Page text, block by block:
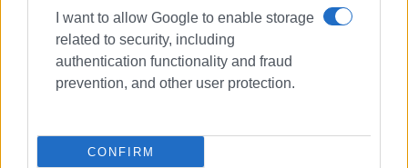
I want to allow Google to enable storage
related to security, including
authentication functionality and fraud
prevention, and other user protection.
CONFIRM
ΣΤΡΑΤΟΣ ΤΑΓΚΑΤΙΔΗΣ
ΣΧΕΤΙΚA AΡΘΡΑ
Δράσεις του Εμπορικού Συλλόγου